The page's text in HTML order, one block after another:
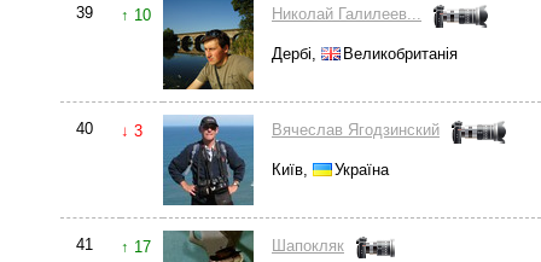
39 ↑ 10 Николай Галилеев...
Дербі, Великобританія
40 ↓ 3 Вячеслав Ягодзинский
Київ, Україна
41 ↑ 17 Шапокляк